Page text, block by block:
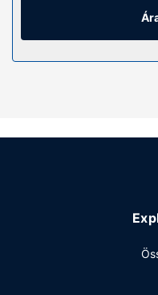
szolgálja. A
Ha egy kicsit aktívabb
Restaurant ajánlatát